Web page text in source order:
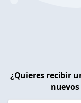
¿Quieres recibir